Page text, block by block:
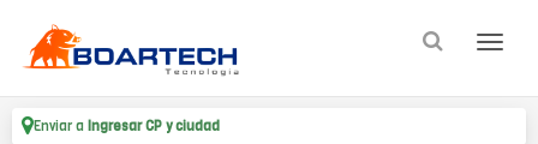
Enviar a Ingresar CP y ciudad